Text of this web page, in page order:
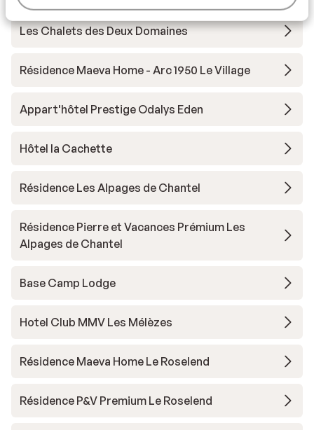
Les Chalets des Deux Domaines
Résidence Maeva Home - Arc 1950 Le Village
Appart'hôtel Prestige Odalys Eden
Hôtel la Cachette
Résidence Les Alpages de Chantel
Résidence Pierre et Vacances Prémium Les
Alpages de Chantel
Base Camp Lodge
Hotel Club MMV Les Mélèzes
Résidence Maeva Home Le Roselend
Résidence P&V Premium Le Roselend